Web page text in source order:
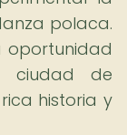
polaca.
oportunidad
ciudad de
historia y